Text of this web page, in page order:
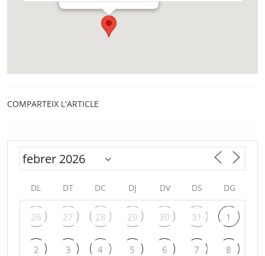
COMPARTEIX L'ARTICLE
DL DT DC DJ DV DS DG
26 27 28 29 30 31 1
2 3 4 5 6 7 8